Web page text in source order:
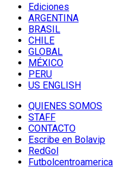
Ediciones
ARGENTINA
BRASIL
CHILE
GLOBAL
MÉXICO
PERU
US ENGLISH
QUIENES SOMOS
STAFF
CONTACTO
Escribe en Bolavip
RedGol
Futbolcentroamerica